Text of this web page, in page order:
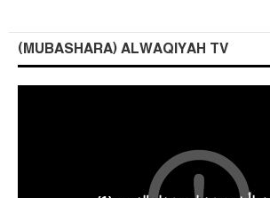
(MUBASHARA) ALWAQIYAH TV